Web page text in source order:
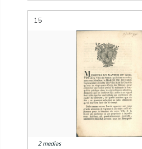
15
2 medias